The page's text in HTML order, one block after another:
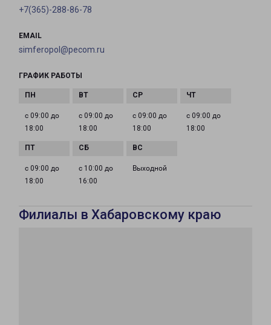
+7(365)-288-86-78
EMAIL
simferopol@pecom.ru
ГРАФИК РАБОТЫ
с 09:00 до
18:00
с 09:00 до
18:00
с 09:00 до
18:00
с 09:00 до
18:00
с 09:00 до
18:00
с 10:00 до
16:00
Выходной
Филиалы в Хабаровскому краю